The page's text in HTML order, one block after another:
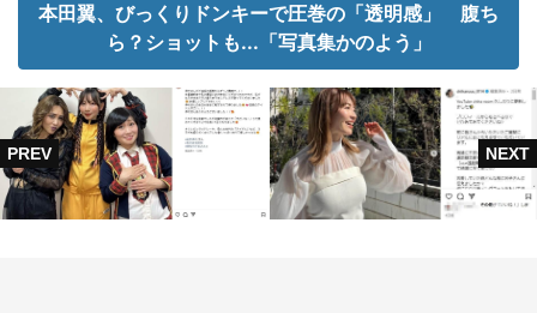
本田翼、びっくりドンキーで圧巻の「透明感」 腹ち
ら？ショットも...「写真集かのよう」